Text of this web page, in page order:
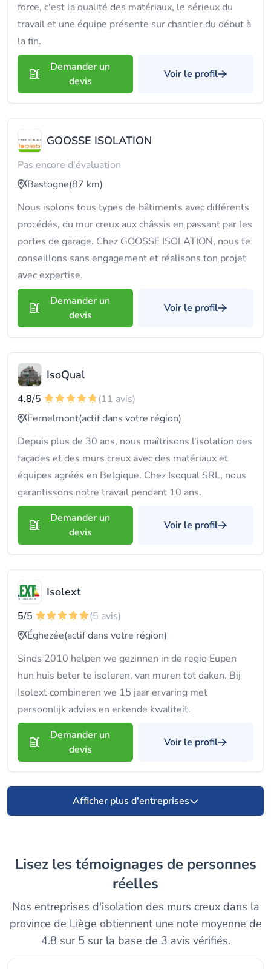
force, c'est la qualité des matériaux, le sérieux du
travail et une équipe présente sur chantier du début à
la fin.
Demander un
devis
Voir le profil
GOOSSE ISOLATION
Pas encore d'évaluation
Bastogne(87 km)
Nous isolons tous types de bâtiments avec différents
procédés, du mur creux aux châssis en passant par les
portes de garage. Chez GOOSSE ISOLATION, nous te
conseillons sans engagement et réalisons ton projet
avec expertise.
Demander un
devis
Voir le profil
IsoQual
4.8/5
(11 avis)
Fernelmont(actif dans votre région)
Depuis plus de 30 ans, nous maîtrisons l'isolation des
façades et des murs creux avec des matériaux et
équipes agréés en Belgique. Chez Isoqual SRL, nous
garantissons notre travail pendant 10 ans.
Demander un
devis
Voir le profil
Isolext
5/5
(5 avis)
Éghezée(actif dans votre région)
Sinds 2010 helpen we gezinnen in de regio Eupen
hun huis beter te isoleren, van muren tot daken. Bij
Isolext combineren we 15 jaar ervaring met
persoonlijk advies en erkende kwaliteit.
Demander un
devis
Voir le profil
Afficher plus d'entreprises
Lisez les témoignages de personnes
réelles
Nos entreprises d'isolation des murs creux dans la
province de Liège obtiennent une note moyenne de
4.8 sur 5 sur la base de 3 avis vérifiés.